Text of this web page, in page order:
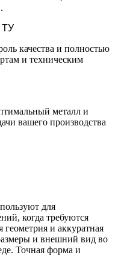
ТУ
качества и полностью
и техническим
металл и
вашего производства
для
когда требуются
геометрия и аккуратная
и внешний вид во
Точная форма и